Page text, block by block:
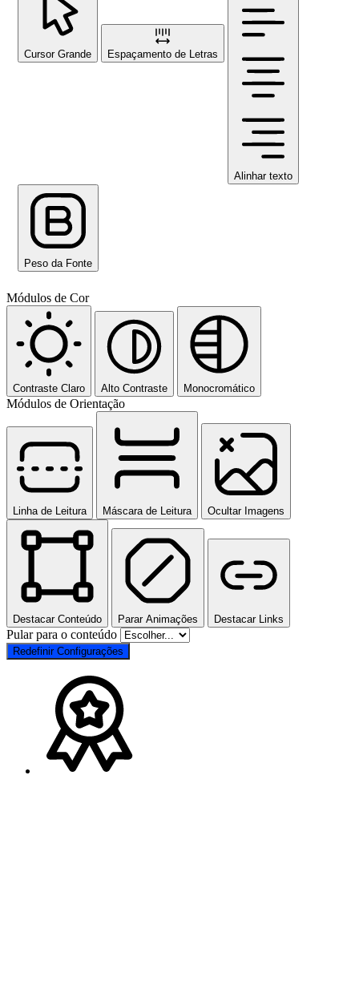
Cursor Grande Espaçamento de Letras
Alinhar texto
Peso da Fonte
Módulos de Cor
Contraste Claro Alto Contraste Monocromático
Módulos de Orientação
Linha de Leitura Máscara de Leitura Ocultar Imagens
Destacar Conteúdo Parar Animações Destacar Links
Pular para o conteúdo
Redefinir Configurações